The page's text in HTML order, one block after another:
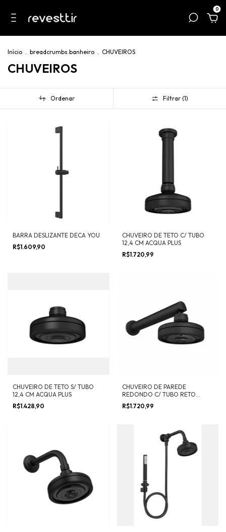
0
Início . breadcrumbs.banheiro . CHUVEIROS
CHUVEIROS
Ordenar Filtrar (1)
BARRA DESLIZANTE DECA YOU
R$1.609,90
CHUVEIRO DE TETO C/ TUBO
12,4 CM ACQUA PLUS
R$1.720,99
CHUVEIRO DE TETO S/ TUBO
12,4 CM ACQUA PLUS
R$1.428,90
CHUVEIRO DE PAREDE
REDONDO C/ TUBO RETO
ACQUA PLUS
R$1.720,99